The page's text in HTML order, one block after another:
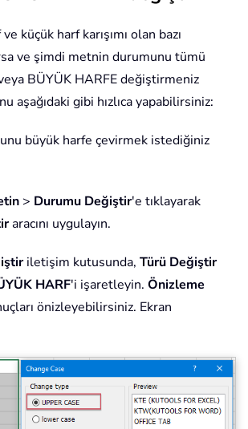
küçük harf karışımı olan bazı
ve şimdi metnin durumunu tümü
BÜYÜK HARFE değiştirmeniz
aşağıdaki gibi hızlıca yapabilirsiniz:
büyük harfe çevirmek istediğiniz
> Durumu Değiştir'e tıklayarak
aracını uygulayın.
iletişim kutusunda, Türü Değiştir
HARF'i işaretleyin. Önizleme
önizleyebilirsiniz. Ekran